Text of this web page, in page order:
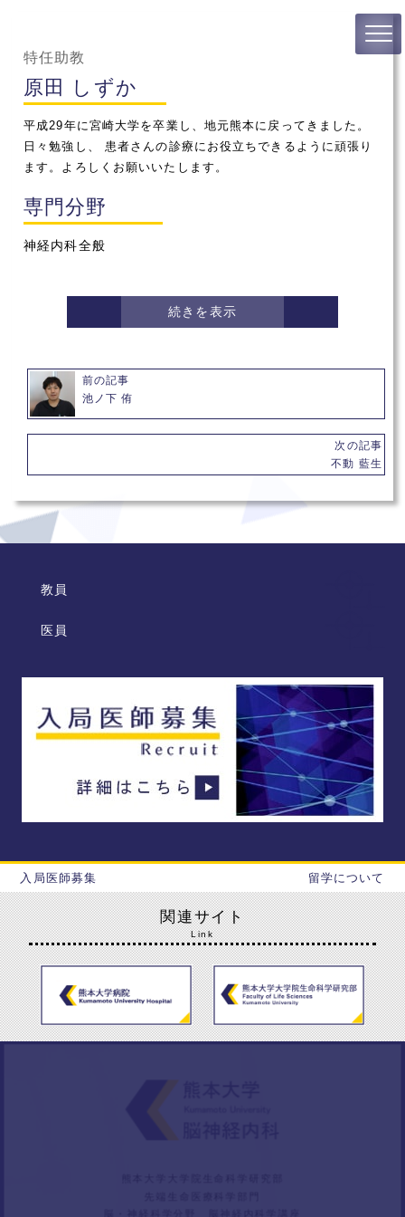
特任助教
原田 しずか
平成29年に宮崎大学を卒業し、地元熊本に戻ってきました。
日々勉強し、
患者さんの診療にお役立ちできるように頑張り
ます。よろしくお願いいたします。
専門分野
神経内科全般
続きを表示
前の記事
池ノ下 侑
次の記事
不動 藍生
教員
医員
入局医師募集 留学について
関連サイト
Link